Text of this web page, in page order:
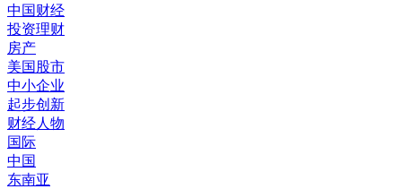
中国财经
投资理财
房产
美国股市
中小企业
起步创新
财经人物
国际
中国
东南亚